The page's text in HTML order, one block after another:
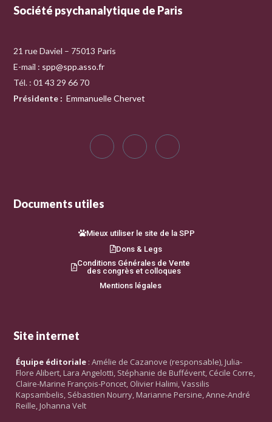
Société psychanalytique de Paris
21 rue Daviel – 75013 Paris
E-mail : spp@spp.asso.fr
Tél. : 01 43 29 66 70
Présidente : Emmanuelle Chervet
Documents utiles
Mieux utiliser le site de la SPP
Dons & Legs
Conditions Générales de Vente
des congrès et colloques
Mentions légales
Site internet
Équipe éditoriale : Amélie de Cazanove (responsable), Julia-
Flore Alibert, Lara Angelotti, Stéphanie de Buffévent, Cécile Corre,
Claire-Marine François-Poncet, Olivier Halimi, Vassilis
Kapsambelis, Sébastien Nourry, Marianne Persine, Anne-André
Reille, Johanna Velt